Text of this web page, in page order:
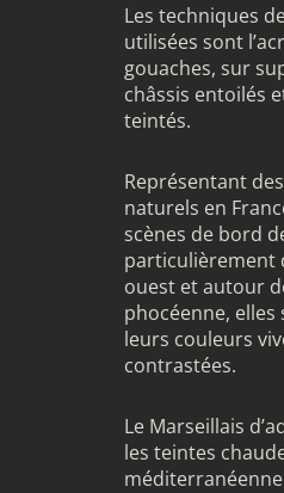
Les techniques
utilisées sont
gouaches, sur
châssis entoilés
teintés.
Représentant
naturels en
scènes de bord
particulièrement
ouest et autour
phocéenne,
leurs couleurs
contrastées.
Le Marseillais
les teintes